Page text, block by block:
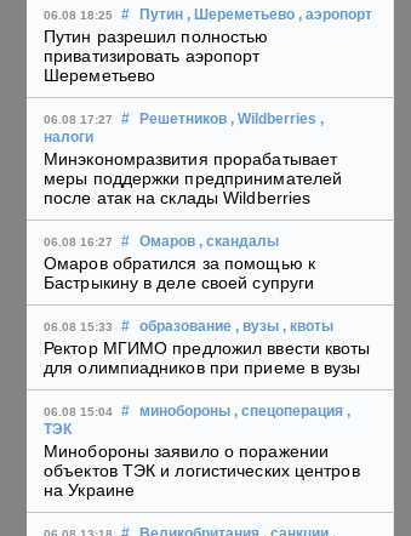
06.08 18:25 # Путин , Шереметьево , аэропорт
Путин разрешил полностью
приватизировать аэропорт
Шереметьево
06.08 17:27 # Решетников , Wildberries ,
налоги
Минэкономразвития прорабатывает
меры поддержки предпринимателей
после атак на склады Wildberries
06.08 16:27 # Омаров , скандалы
Омаров обратился за помощью к
Бастрыкину в деле своей супруги
06.08 15:33 # образование , вузы , квоты
Ректор МГИМО предложил ввести квоты
для олимпиадников при приеме в вузы
06.08 15:04 # минобороны , спецоперация ,
ТЭК
Минобороны заявило о поражении
объектов ТЭК и логистических центров
на Украине